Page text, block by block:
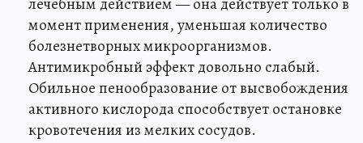
момент применения, уменьшая количество
болезнетворных микроорганизмов.
Антимикробный эффект довольно слабый.
Обильное пенообразование от высвобождения
активного кислорода способствует остановке
кровотечения из мелких сосудов.